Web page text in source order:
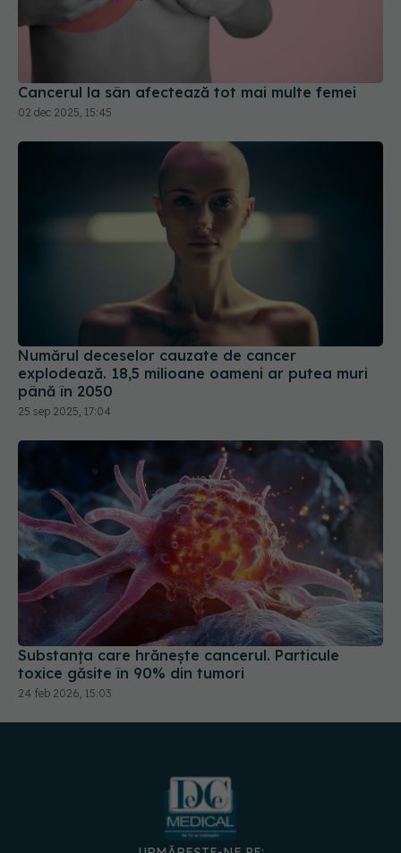
Cancerul la sân afectează tot mai multe femei
02 dec 2025, 15:45
Numărul deceselor cauzate de cancer
explodează. 18,5 milioane oameni ar putea muri
până în 2050
25 sep 2025, 17:04
Substanța care hrănește cancerul. Particule
toxice găsite în 90% din tumori
24 feb 2026, 15:03